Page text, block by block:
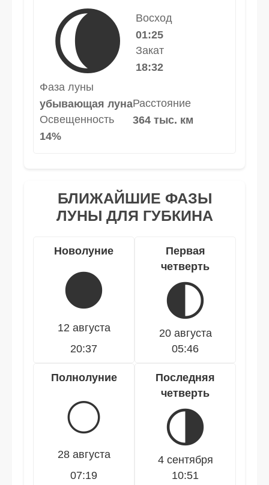
🌘
Восход
01:25
Закат
18:32
Фаза луны
убывающая луна
Освещенность
14%
Расстояние
364 тыс. км
БЛИЖАЙШИЕ ФАЗЫ
ЛУНЫ ДЛЯ ГУБКИНА
Новолуние
🌑
12 августа
20:37
Первая
четверть
🌓
20 августа
05:46
Полнолуние
🌕
28 августа
07:19
Последняя
четверть
🌗
4 сентября
10:51